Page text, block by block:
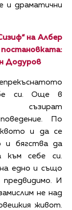
и драматични
на Албер
Додуров
си. Още в
съзират
По
и да се
и бягства да
към себе си.
едно и също
предвидимо. И
не над
живот.